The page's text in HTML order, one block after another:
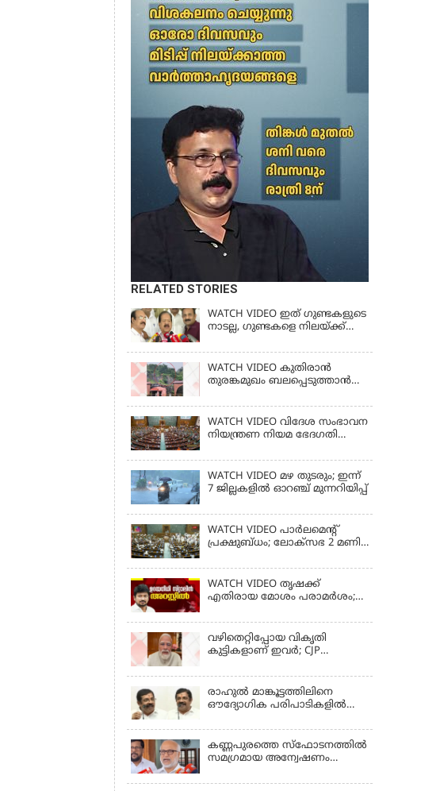
RELATED STORIES
WATCH VIDEO ഇത് ഗുണ്ടകളുടെ
നാടല്ല, ഗുണ്ടകളെ നിലയ്ക്ക്
CHENNITHALA
WATCH VIDEO കുതിരാൻ
തുരങ്കമുഖം ബലപ്പെടുത്താൻ
സമിതി
WATCH VIDEO വിദേശ സംഭാവന
നിയന്ത്രണ നിയമ ഭേദഗതി
കേന്ദ്ര സര്‍ക്കാര്‍
WATCH VIDEO മഴ തുടരും; ഇന്ന്
7 ജില്ലകളിൽ ഓറഞ്ച് മുന്നറിയിപ്പ്
WATCH VIDEO പാർലമെൻ്റ്
പ്രക്ഷുബ്ധം; ലോക്സഭ 2 മണി
WATCH VIDEO തൃഷക്ക്
എതിരായ മോശം പരാമര്‍ശം;
വഴിതെറ്റിപ്പോയ വികൃതി
കുട്ടികളാണ് ഇവര്‍; CJP
അധിക്ഷേപ പരാമര്‍ശങ്ങളിൽ
മോദി
രാഹുല്‍ മാങ്കൂട്ടത്തിലിനെ
ഔദ്യോഗിക പരിപാടികളില്‍
കൃഷ്ണകുമാര്‍
കണ്ണപുരത്തെ സ്‌ഫോടനത്തില്‍
സമഗ്രമായ അന്വേഷണം